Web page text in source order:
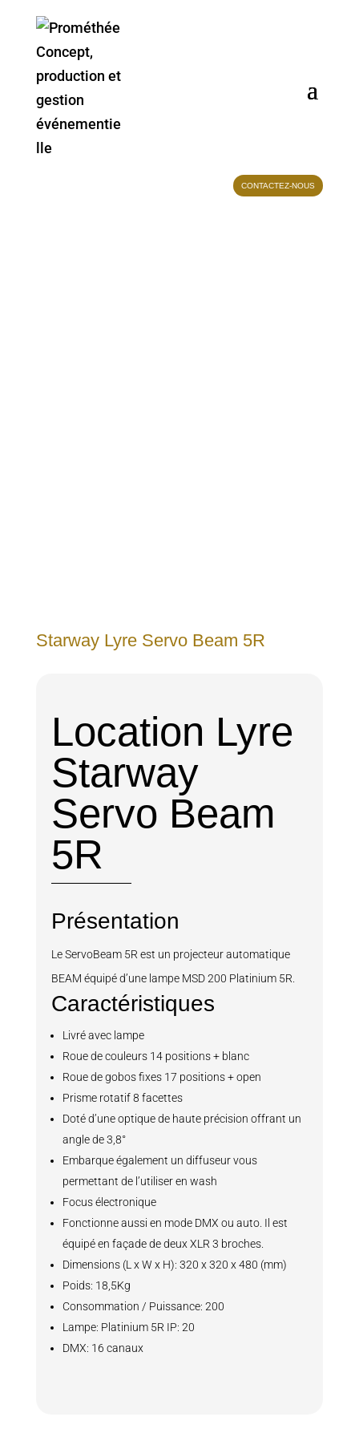
CONTACTEZ-NOUS
Starway Lyre Servo Beam 5R
Location Lyre
Starway
Servo Beam
5R
Présentation
Le ServoBeam 5R est un projecteur automatique
BEAM équipé d’une lampe MSD 200 Platinium 5R.
Caractéristiques
Livré avec lampe
Roue de couleurs 14 positions + blanc
Roue de gobos fixes 17 positions + open
Prisme rotatif 8 facettes
Doté d’une optique de haute précision offrant un
angle de 3,8°
Embarque également un diffuseur vous
permettant de l’utiliser en wash
Focus électronique
Fonctionne aussi en mode DMX ou auto. Il est
équipé en façade de deux XLR 3 broches.
Dimensions (L x W x H): 320 x 320 x 480 (mm)
Poids: 18,5Kg
Consommation / Puissance: 200
Lampe: Platinium 5R IP: 20
DMX: 16 canaux